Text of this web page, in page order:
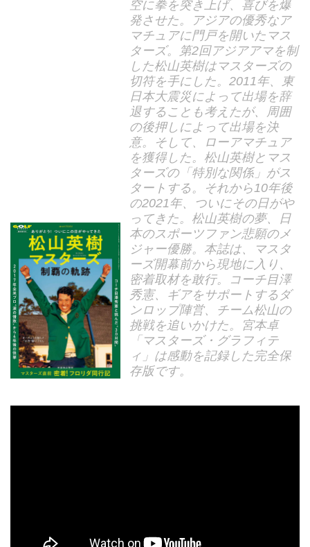
空に拳を突き上げ、喜びを爆
発させた。アジアの優秀なア
マチュアに門戸を開いたマス
ターズ。第2回アジアアマを制
した松山英樹はマスターズの
切符を手にした。2011年、東
日本大震災によって出場を辞
退することも考えたが、周囲
の後押しによって出場を決
意。そして、ローアマチュア
を獲得した。松山英樹とマス
ターズの「特別な関係」がス
タートする。それから10年後
の2021年、ついにその日がや
ってきた。松山英樹の夢、日
本のスポーツファン悲願のメ
ジャー優勝。本誌は、マスタ
ーズ開幕前から現地に入り、
密着取材を敢行。コーチ目澤
秀憲、ギアをサポートするダ
ンロップ陣営、チーム松山の
挑戦を追いかけた。宮本卓
「マスターズ・グラフィテ
ィ」は感動を記録した完全保
存版です。